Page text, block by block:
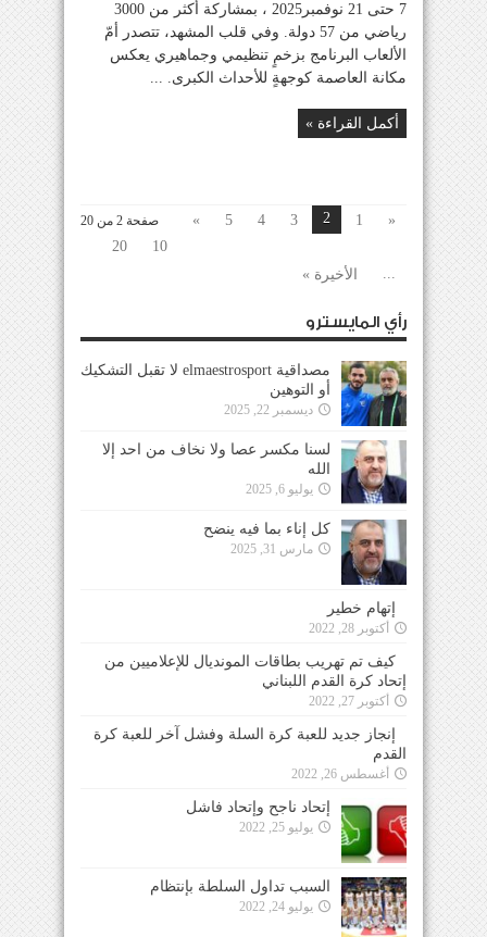
7 حتى 21 نوفمبر2025 ، بمشاركة أكثر من 3000
رياضي من 57 دولة. وفي قلب المشهد، تتصدر أمّ
الألعاب البرنامج بزخمٍ تنظيمي وجماهيري يعكس
مكانة العاصمة كوجهةٍ للأحداث الكبرى. ...
أكمل القراءة »
صفحة 2 من 20 «
1
2
3
4
5
»
10
20
...
الأخيرة »
رأي المايسترو
مصداقية elmaestrosport لا تقبل التشكيك
أو التوهين
ديسمبر 22, 2025
لسنا مكسر عصا ولا نخاف من احد إلا
الله
يوليو 6, 2025
كل إناء بما فيه ينضح
مارس 31, 2025
إتهام خطير
أكتوبر 28, 2022
كيف تم تهريب بطاقات المونديال للإعلاميين من
إتحاد كرة القدم اللبناني
أكتوبر 27, 2022
إنجاز جديد للعبة كرة السلة وفشل آخر للعبة كرة
القدم
أغسطس 26, 2022
إتحاد ناجح وإتحاد فاشل
يوليو 25, 2022
السبب تداول السلطة بإنتظام
يوليو 24, 2022